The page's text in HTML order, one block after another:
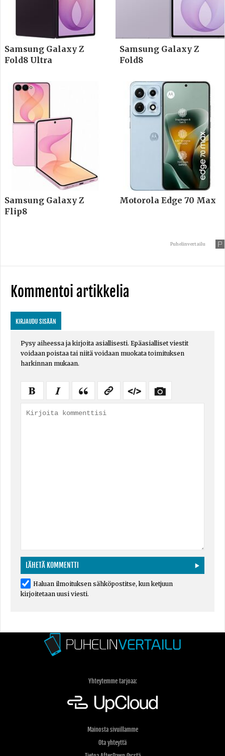
Samsung Galaxy Z
Fold8 Ultra
Samsung Galaxy Z
Fold8
Samsung Galaxy Z
Flip8
Motorola Edge 70 Max
Puhelinvertailu
Kommentoi artikkelia
KIRJAUDU SISÄÄN
Pysy aiheessa ja kirjoita asiallisesti. Epäasialliset viestit
voidaan poistaa tai niitä voidaan muokata toimituksen
harkinnan mukaan.
Haluan ilmoituksen sähköpostitse, kun ketjuun
kirjoitetaan uusi viesti.
Yhteytemme tarjoaa:
Mainosta sivuillamme
Ota yhteyttä